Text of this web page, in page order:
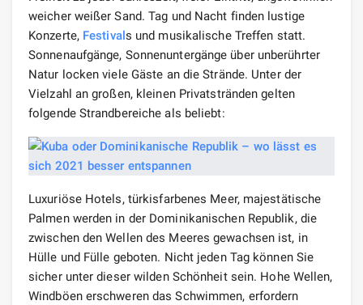
weicher weißer Sand. Tag und Nacht finden lustige
Konzerte, Festivals und musikalische Treffen statt.
Sonnenaufgänge, Sonnenuntergänge über unberührter
Natur locken viele Gäste an die Strände. Unter der
Vielzahl an großen, kleinen Privatstränden gelten
folgende Strandbereiche als beliebt:
Luxuriöse Hotels, türkisfarbenes Meer, majestätische
Palmen werden in der Dominikanischen Republik, die
zwischen den Wellen des Meeres gewachsen ist, in
Hülle und Fülle geboten. Nicht jeden Tag können Sie
sicher unter dieser wilden Schönheit sein. Hohe Wellen,
Windböen erschweren das Schwimmen, erfordern